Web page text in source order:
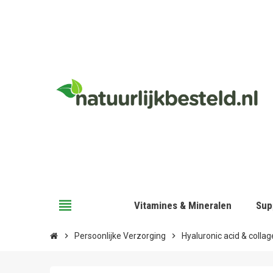
view_headline Vitamines & Mineralen
chevron_right Persoonlijke Verzorging chevron_right Hyaluronic acid &